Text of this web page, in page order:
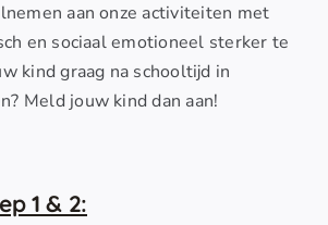
aan onze activiteiten met
en sociaal emotioneel sterker te
kind graag na schooltijd in
Meld jouw kind dan aan!
1 & 2: